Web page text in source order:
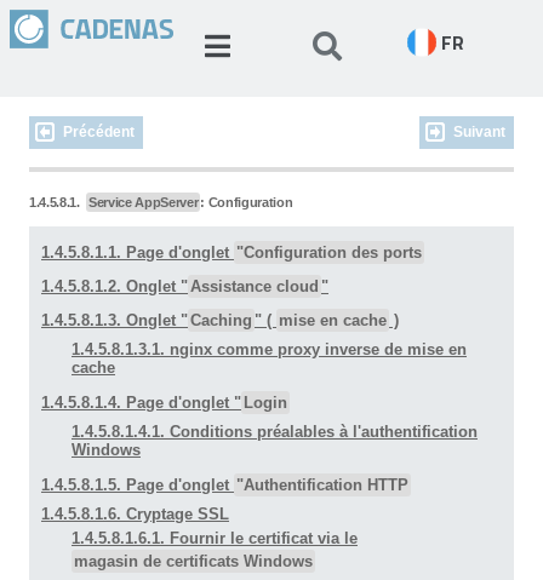
FR
Précédent Suivant
1.4.5.8.1. Service AppServer : Configuration
1.4.5.8.1.1. Page d'onglet "Configuration des ports
1.4.5.8.1.2. Onglet "Assistance cloud "
1.4.5.8.1.3. Onglet "Caching " ( mise en cache )
1.4.5.8.1.3.1. nginx comme proxy inverse de mise en
cache
1.4.5.8.1.4. Page d'onglet " Login
1.4.5.8.1.4.1. Conditions préalables à l'authentification
Windows
1.4.5.8.1.5. Page d'onglet "Authentification HTTP
1.4.5.8.1.6. Cryptage SSL
1.4.5.8.1.6.1. Fournir le certificat via le
magasin de certificats Windows